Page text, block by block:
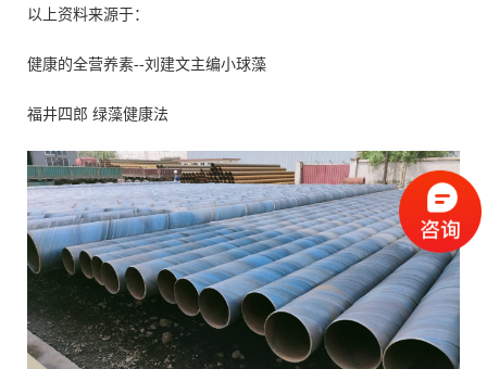
以上资料来源于：
健康的全营养素--刘建文主编小球藻
福井四郎 绿藻健康法